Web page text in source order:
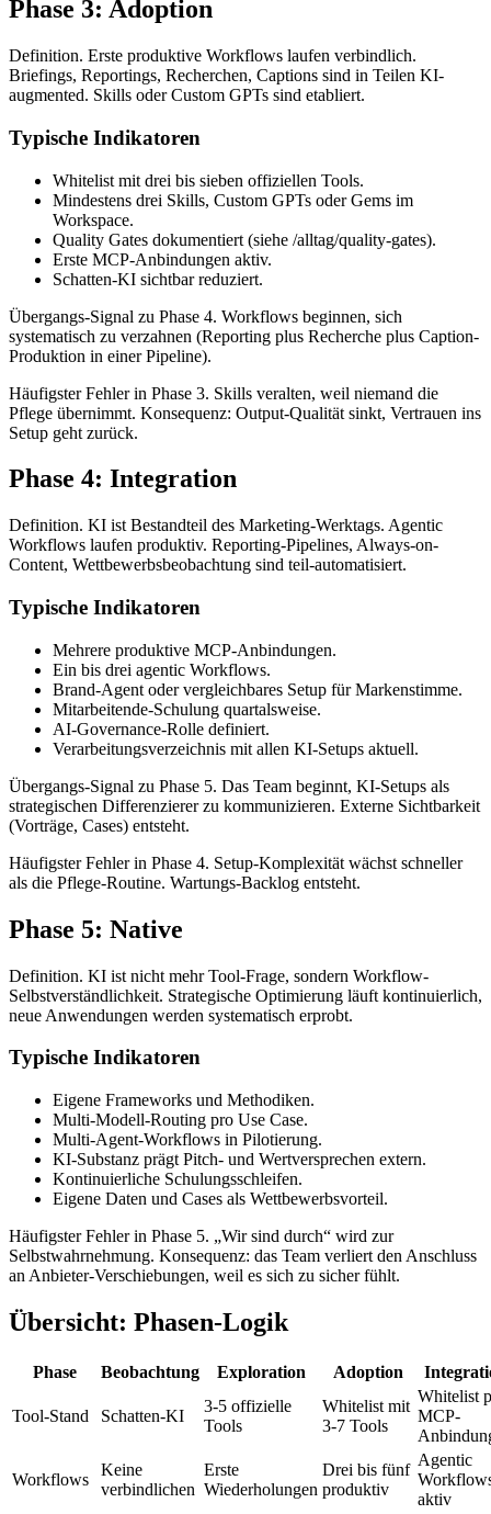
Phase 3: Adoption
Definition. Erste produktive Workflows laufen verbindlich.
Briefings, Reportings, Recherchen, Captions sind in Teilen KI-
augmented. Skills oder Custom GPTs sind etabliert.
Typische Indikatoren
Whitelist mit drei bis sieben offiziellen Tools.
Mindestens drei Skills, Custom GPTs oder Gems im
Workspace.
Quality Gates dokumentiert (siehe /alltag/quality-gates).
Erste MCP-Anbindungen aktiv.
Schatten-KI sichtbar reduziert.
Übergangs-Signal zu Phase 4. Workflows beginnen, sich
systematisch zu verzahnen (Reporting plus Recherche plus Caption-
Produktion in einer Pipeline).
Häufigster Fehler in Phase 3. Skills veralten, weil niemand die
Pflege übernimmt. Konsequenz: Output-Qualität sinkt, Vertrauen ins
Setup geht zurück.
Phase 4: Integration
Definition. KI ist Bestandteil des Marketing-Werktags. Agentic
Workflows laufen produktiv. Reporting-Pipelines, Always-on-
Content, Wettbewerbsbeobachtung sind teil-automatisiert.
Typische Indikatoren
Mehrere produktive MCP-Anbindungen.
Ein bis drei agentic Workflows.
Brand-Agent oder vergleichbares Setup für Markenstimme.
Mitarbeitende-Schulung quartalsweise.
AI-Governance-Rolle definiert.
Verarbeitungsverzeichnis mit allen KI-Setups aktuell.
Übergangs-Signal zu Phase 5. Das Team beginnt, KI-Setups als
strategischen Differenzierer zu kommunizieren. Externe Sichtbarkeit
(Vorträge, Cases) entsteht.
Häufigster Fehler in Phase 4. Setup-Komplexität wächst schneller
als die Pflege-Routine. Wartungs-Backlog entsteht.
Phase 5: Native
Definition. KI ist nicht mehr Tool-Frage, sondern Workflow-
Selbstverständlichkeit. Strategische Optimierung läuft kontinuierlich,
neue Anwendungen werden systematisch erprobt.
Typische Indikatoren
Eigene Frameworks und Methodiken.
Multi-Modell-Routing pro Use Case.
Multi-Agent-Workflows in Pilotierung.
KI-Substanz prägt Pitch- und Wertversprechen extern.
Kontinuierliche Schulungsschleifen.
Eigene Daten und Cases als Wettbewerbsvorteil.
Häufigster Fehler in Phase 5. „Wir sind durch“ wird zur
Selbstwahrnehmung. Konsequenz: das Team verliert den Anschluss
an Anbieter-Verschiebungen, weil es sich zu sicher fühlt.
Übersicht: Phasen-Logik
Phase Beobachtung Exploration Adoption
Tool-Stand Schatten-KI
3-5 offizielle
Tools
Whitelist mit
3-7 Tools
Whitelist
MCP-
Workflows
Keine
verbindlichen
Erste
Wiederholungen
Drei bis fünf
produktiv
Agentic
aktiv